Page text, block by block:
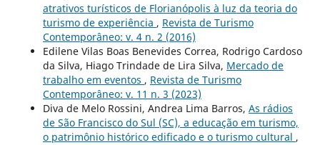
atrativos turísticos de Florianópolis à luz da teoria do
turismo de experiência , Revista de Turismo
Contemporâneo: v. 4 n. 2 (2016)
Edilene Vilas Boas Benevides Correa, Rodrigo Cardoso
da Silva, Hiago Trindade de Lira Silva, Mercado de
trabalho em eventos , Revista de Turismo
Contemporâneo: v. 11 n. 3 (2023)
Diva de Melo Rossini, Andrea Lima Barros, As rádios
de São Francisco do Sul (SC), a educação em turismo,
o patrimônio histórico edificado e o turismo cultural ,